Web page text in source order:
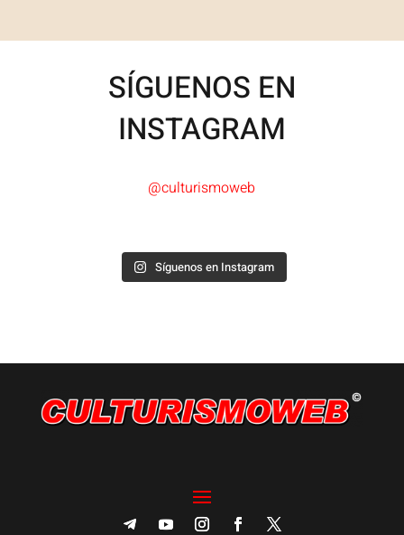
SÍGUENOS EN
INSTAGRAM
@culturismoweb
Síguenos en Instagram